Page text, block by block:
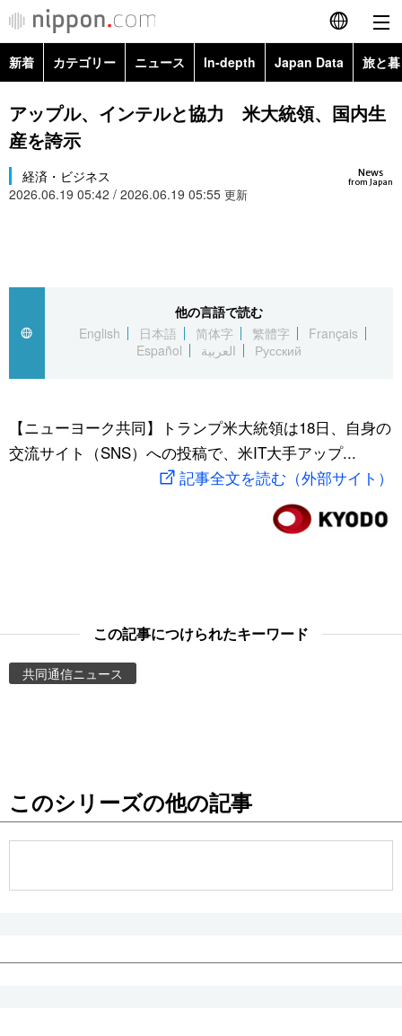
English
简体字
Русский
カテゴリー
国際
社会
文化
アーカイブ
Japan Data
旅と暮らし
動画/Live
Images
People
公式SNS
新着 カテゴリー ニュース In-depth Japan Data 旅と
政治・外交
経済・ビジネス
国際・海外
文化
科学・技術
暮らし
スポーツ・東京2020
Topics
アップル、インテルと協力 米大統領、国内生
産を誇示
News
from Japan
経済・ビジネス
2026.06.19 05:42 / 2026.06.19 05:55 更新
他の言語で読む
English
日本語 简体字 繁體字
Français
Español
العربية Русский
【ニューヨーク共同】トランプ米大統領は18日、自身の
交流サイト（SNS）への投稿で、米IT大手アップ...
記事全文を読む（外部サイト）
この記事につけられたキーワード
共同通信ニュース
このシリーズの他の記事